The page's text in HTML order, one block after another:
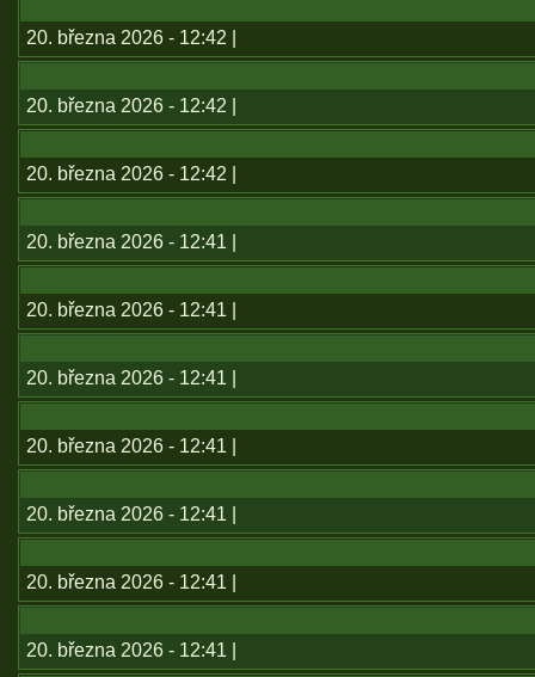
20. března 2026 - 12:42 |
20. března 2026 - 12:42 |
20. března 2026 - 12:42 |
20. března 2026 - 12:41 |
20. března 2026 - 12:41 |
20. března 2026 - 12:41 |
20. března 2026 - 12:41 |
20. března 2026 - 12:41 |
20. března 2026 - 12:41 |
20. března 2026 - 12:41 |